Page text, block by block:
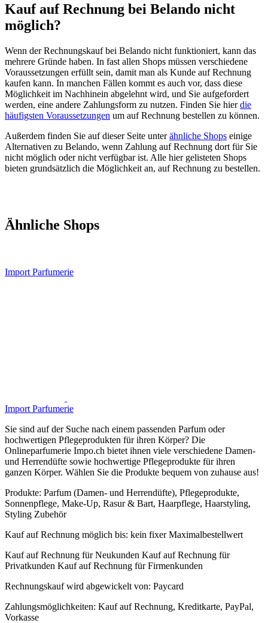
Kauf auf Rechnung bei Belando nicht
möglich?
Wenn der Rechnungskauf bei Belando nicht funktioniert, kann das
mehrere Gründe haben. In fast allen Shops müssen verschiedene
Voraussetzungen erfüllt sein, damit man als Kunde auf Rechnung
kaufen kann. In manchen Fällen kommt es auch vor, dass diese
Möglichkeit im Nachhinein abgelehnt wird, und Sie aufgefordert
werden, eine andere Zahlungsform zu nutzen. Finden Sie hierdie
häufigsten Voraussetzungen um auf Rechnung bestellen zu können.
Außerdem finden Sie auf dieser Seite unterähnliche Shops einige
Alternativen zu Belando, wenn Zahlung auf Rechnung dort für Sie
nicht möglich oder nicht verfügbar ist. Alle hier gelisteten Shops
bieten grundsätzlich die Möglichkeit an, auf Rechnung zu bestellen.
Ähnliche Shops
Import Parfumerie
Import Parfumerie
Sie sind auf der Suche nach einem passenden Parfum oder
hochwertigen Pflegeprodukten für ihren Körper? Die
Onlineparfumerie Impo.ch bietet ihnen viele verschiedene Damen-
und Herrendüfte sowie hochwertige Pflegeprodukte für ihren
ganzen Körper. Wählen Sie die Produkte bequem von zuhause aus!
Produkte: Parfum (Damen- und Herrendüfte), Pflegeprodukte,
Sonnenpflege, Make-Up, Rasur & Bart, Haarpflege, Haarstyling,
Styling Zubehör
Kauf auf Rechnung möglich bis: kein fixer Maximalbestellwert
Kauf auf Rechnung für Neukunden Kauf auf Rechnung für
Privatkunden Kauf auf Rechnung für Firmenkunden
Rechnungskauf wird abgewickelt von: Paycard
Zahlungsmöglichkeiten: Kauf auf Rechnung, Kreditkarte, PayPal,
Vorkasse